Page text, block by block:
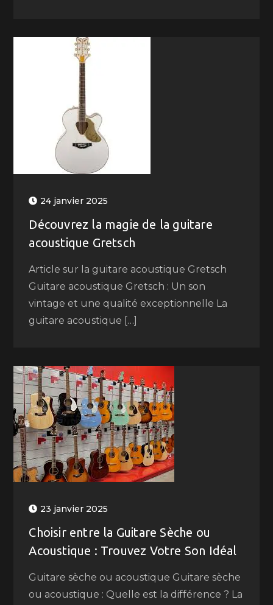
24 janvier 2025
Découvrez la magie de la guitare
acoustique Gretsch
Article sur la guitare acoustique Gretsch
Guitare acoustique Gretsch : Un son
vintage et une qualité exceptionnelle La
guitare acoustique […]
23 janvier 2025
Choisir entre la Guitare Sèche ou
Acoustique : Trouvez Votre Son Idéal
Guitare sèche ou acoustique Guitare sèche
ou acoustique : Quelle est la différence ? La